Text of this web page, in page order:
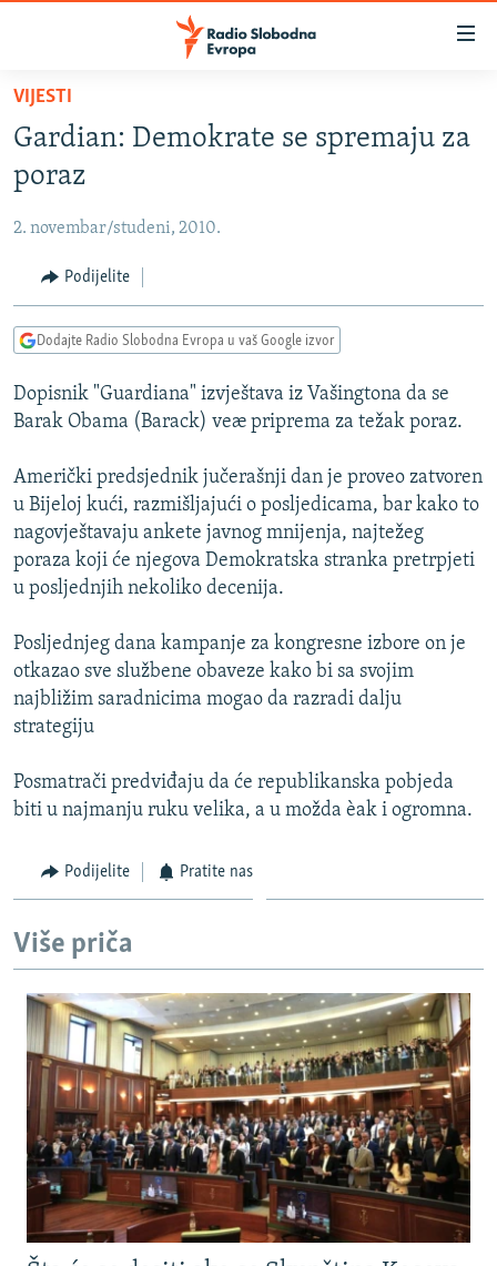
Pređite
glavni
sadržaj
Pređite
na
navigaciju
Pređite
na
VIJESTI
SRBIJA
KOSOVO
CRNA GORA
VIDEO
FOTOGALERIJE
PODCASTI
RAT U UKRAJINI
KINA NA BALKANU
RSE PRIČE IZ SVIJETA
ISPRIČAJ MI
DNEVNO@RSE
SPECIJALI RSE
VIŠE OD NASLOVA
GENOCID U SREBRENICI
POPLAVE I KLIZIŠTA U BIH 2024.
POST SCRIPTUM
TRI DECENIJE OD RATA U BIH
NASTANAK I RASPAD JUGOSLAVIJE
PRATITE NAS
VIJESTI
Gardian: Demokrate se spremaju za
poraz
2. novembar/studeni, 2010.
Podijelite
Dodajte Radio Slobodna Evropa u vaš Google izvor
Dopisnik "Guardiana" izvještava iz Vašingtona da se
Barak Obama (Barack) veæ priprema za težak poraz.
Američki predsjednik jučerašnji dan je proveo zatvoren
u Bijeloj kući, razmišljajući o posljedicama, bar kako to
nagovještavaju ankete javnog mnijenja, najtežeg
poraza koji će njegova Demokratska stranka pretrpjeti
u posljednjih nekoliko decenija.
Posljednjeg dana kampanje za kongresne izbore on je
otkazao sve službene obaveze kako bi sa svojim
najbližim saradnicima mogao da razradi dalju
strategiju
Posmatrači predviđaju da će republikanska pobjeda
biti u najmanju ruku velika, a u možda èak i ogromna.
Podijelite Pratite nas
Više priča